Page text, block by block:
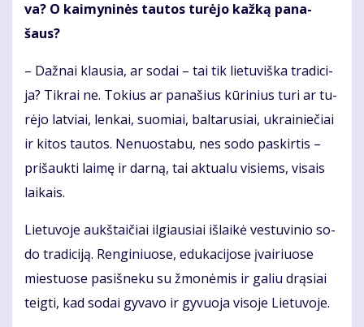
va? O kai­my­ni­nės tau­tos tu­rė­jo kaž­ką pa­na­
šaus?
– Daž­nai klau­sia, ar so­dai – tai tik lie­tu­viš­ka tra­di­ci­
ja? Tik­rai ne. To­kius ar pa­na­šius kū­ri­nius tu­ri ar tu­
rė­jo lat­viai, len­kai, suo­miai, bal­ta­ru­siai, uk­rai­nie­čiai
ir ki­tos tau­tos. Ne­nuos­ta­bu, nes so­do pa­skir­tis –
pri­šauk­ti lai­mę ir dar­ną, tai ak­tu­a­lu vi­siems, vi­sais
lai­kais.
Lie­tu­vo­je aukš­tai­čiai il­giau­siai iš­lai­kė ves­tu­vi­nio so­
do tra­di­ci­ją. Ren­gi­niuo­se, edu­ka­ci­jo­se įvai­riuo­se
mies­tuo­se pa­si­šne­ku su žmo­nė­mis ir ga­liu drą­siai
teig­ti, kad so­dai gy­va­vo ir gy­vuo­ja vi­so­je Lie­tu­vo­je.